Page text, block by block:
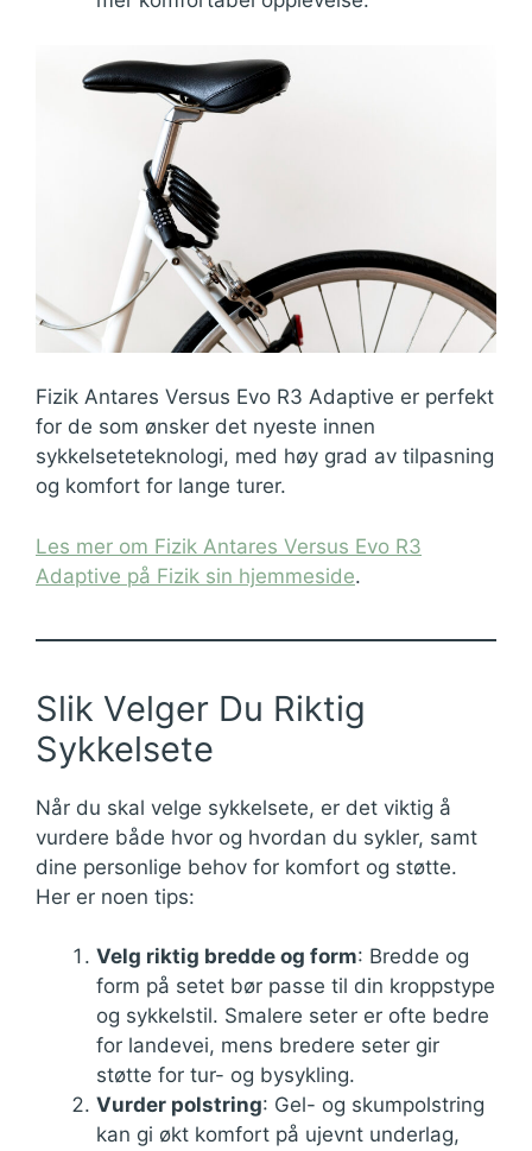
Fizik Antares Versus Evo R3 Adaptive er perfekt
for de som ønsker det nyeste innen
sykkelseteteknologi, med høy grad av tilpasning
og komfort for lange turer.
Les mer om Fizik Antares Versus Evo R3
Adaptive på Fizik sin hjemmeside.
Slik Velger Du Riktig
Sykkelsete
Når du skal velge sykkelsete, er det viktig å
vurdere både hvor og hvordan du sykler, samt
dine personlige behov for komfort og støtte.
Her er noen tips:
Velg riktig bredde og form: Bredde og
form på setet bør passe til din kroppstype
og sykkelstil. Smalere seter er ofte bedre
for landevei, mens bredere seter gir
støtte for tur- og bysykling.
Vurder polstring: Gel- og skumpolstring
kan gi økt komfort på ujevnt underlag,